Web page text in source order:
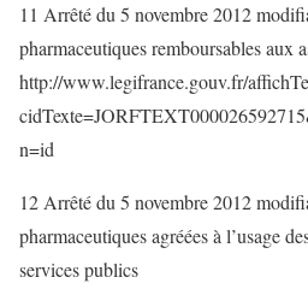
11 Arrêté du 5 novembre 2012
pharmaceutiques remboursables aux
http://www.legifrance.gouv.fr/
n=id
12 Arrêté du 5 novembre 2012
pharmaceutiques agréées à l’usage
services publics